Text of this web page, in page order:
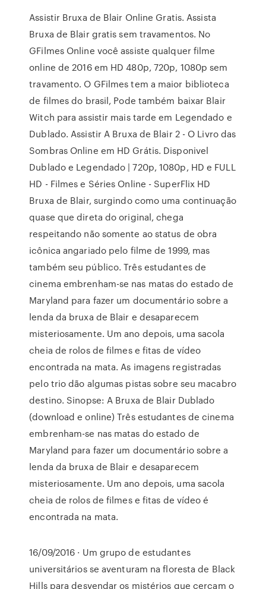
Assistir Bruxa de Blair Online Gratis. Assista
Bruxa de Blair gratis sem travamentos. No
GFilmes Online você assiste qualquer filme
online de 2016 em HD 480p, 720p, 1080p sem
travamento. O GFilmes tem a maior biblioteca
de filmes do brasil, Pode também baixar Blair
Witch para assistir mais tarde em Legendado e
Dublado. Assistir A Bruxa de Blair 2 - O Livro das
Sombras Online em HD Grátis. Disponivel
Dublado e Legendado | 720p, 1080p, HD e FULL
HD - Filmes e Séries Online - SuperFlix HD
Bruxa de Blair, surgindo como uma continuação
quase que direta do original, chega
respeitando não somente ao status de obra
icônica angariado pelo filme de 1999, mas
também seu público. Três estudantes de
cinema embrenham-se nas matas do estado de
Maryland para fazer um documentário sobre a
lenda da bruxa de Blair e desaparecem
misteriosamente. Um ano depois, uma sacola
cheia de rolos de filmes e fitas de vídeo
encontrada na mata. As imagens registradas
pelo trio dão algumas pistas sobre seu macabro
destino. Sinopse: A Bruxa de Blair Dublado
(download e online) Três estudantes de cinema
embrenham-se nas matas do estado de
Maryland para fazer um documentário sobre a
lenda da bruxa de Blair e desaparecem
misteriosamente. Um ano depois, uma sacola
cheia de rolos de filmes e fitas de vídeo é
encontrada na mata.
16/09/2016 · Um grupo de estudantes
universitários se aventuram na floresta de Black
Hills para desvendar os mistérios que cercam o